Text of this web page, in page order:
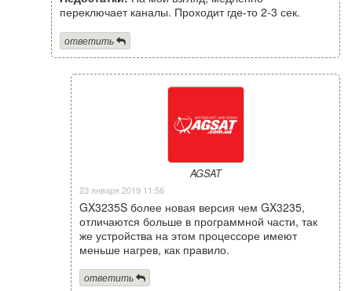
переключает каналы. Проходит где-то 2-3 сек.
ответить
AGSAT
23 января 2019 11:56
GX3235S более новая версия чем GX3235,
отличаются больше в программной части, так
же устройства на этом процессоре имеют
меньше нагрев, как правило.
ответить